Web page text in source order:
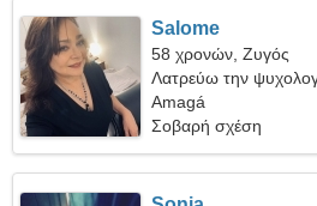
Salome
58 χρονών, Ζυγός
Λατρεύω την
Amagá
Σοβαρή σχέση